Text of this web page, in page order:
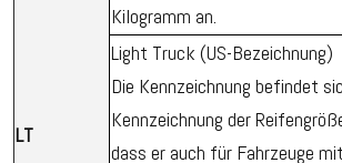
Kilogramm an.
LT
Light Truck (US-Bezeichnung)
Die Kennzeichnung befindet
Kennzeichnung der
dass er auch für Fahrzeuge